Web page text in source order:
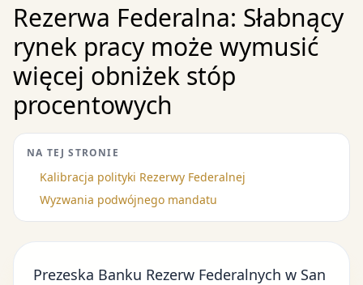
Rezerwa Federalna: Słabnący
rynek pracy może wymusić
więcej obniżek stóp
procentowych
NA TEJ STRONIE
Kalibracja polityki Rezerwy Federalnej
Wyzwania podwójnego mandatu
Prezeska Banku Rezerw Federalnych w San